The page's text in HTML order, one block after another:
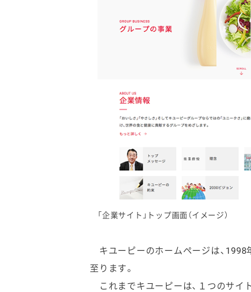
「企業サイト」トップ画面（イメージ）
キユーピーのホームページは、1998
至ります。
これまでキユーピーは、１つのサイ